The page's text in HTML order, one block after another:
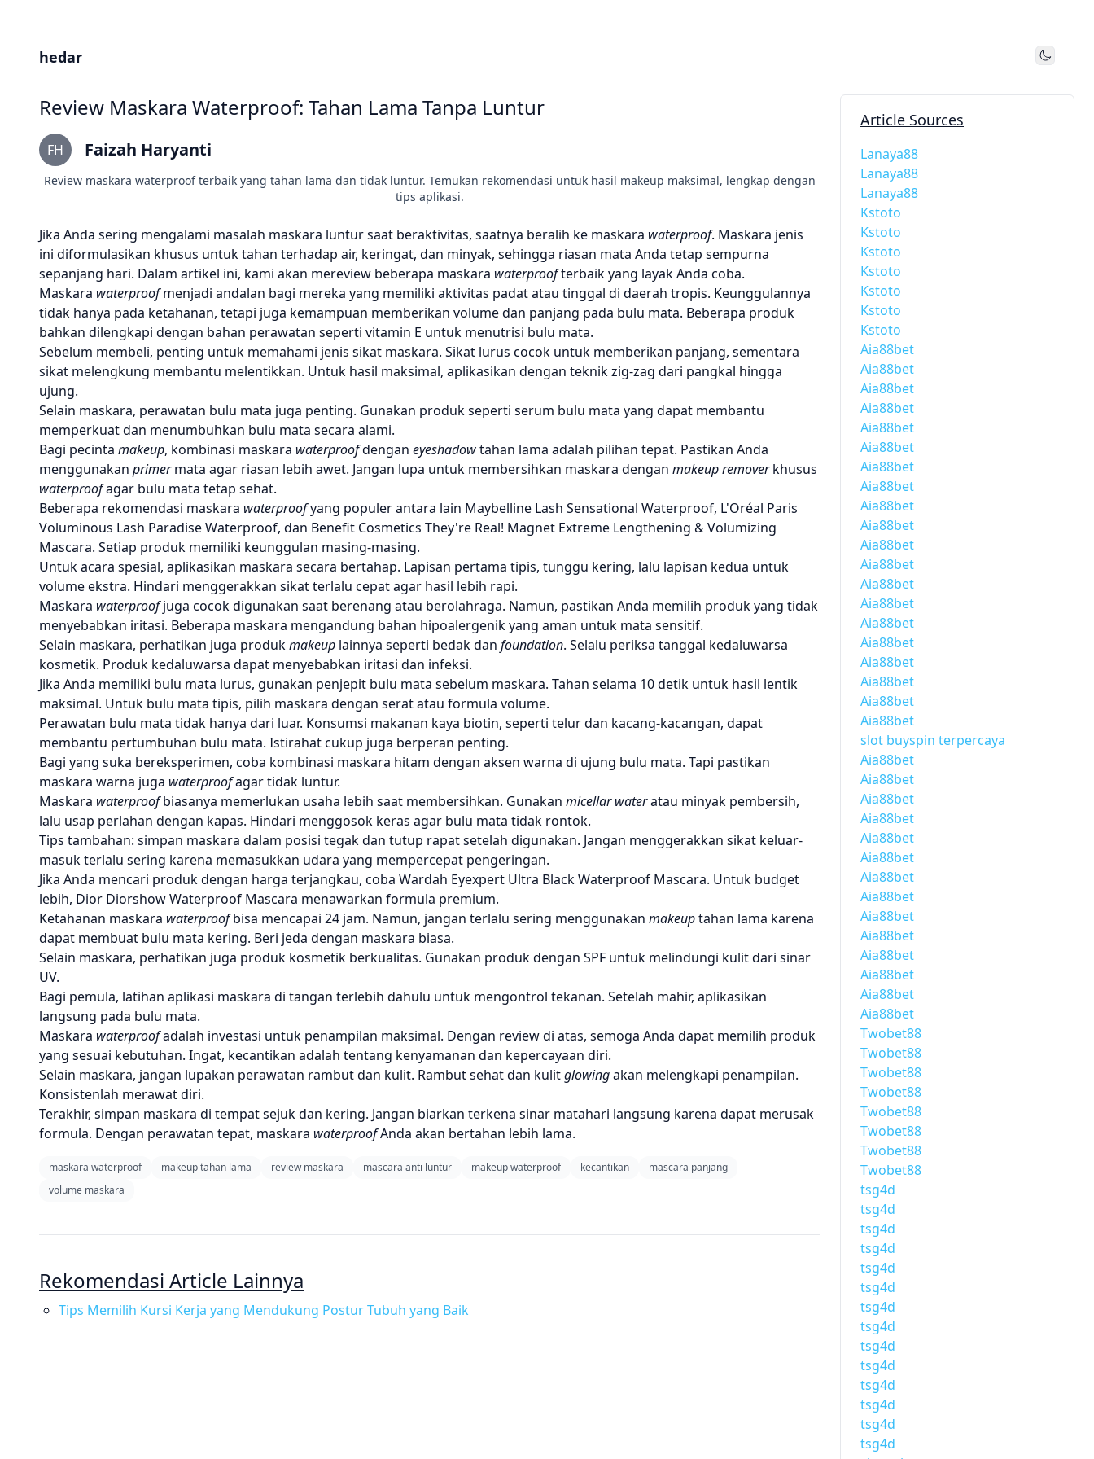
hedar Toggle
Review Maskara Waterproof: Tahan Lama Tanpa Luntur
FH Faizah Haryanti
Review maskara waterproof terbaik yang tahan lama dan tidak luntur. Temukan rekomendasi untuk hasil makeup maksimal, lengkap dengan
tips aplikasi.
Jika Anda sering mengalami masalah maskara luntur saat beraktivitas, saatnya beralih ke maskara waterproof. Maskara jenis
ini diformulasikan khusus untuk tahan terhadap air, keringat, dan minyak, sehingga riasan mata Anda tetap sempurna
sepanjang hari. Dalam artikel ini, kami akan mereview beberapa maskara waterproofterbaik yang layak Anda coba.
Maskara waterproofmenjadi andalan bagi mereka yang memiliki aktivitas padat atau tinggal di daerah tropis. Keunggulannya
tidak hanya pada ketahanan, tetapi juga kemampuan memberikan volume dan panjang pada bulu mata. Beberapa produk
bahkan dilengkapi dengan bahan perawatan seperti vitamin E untuk menutrisi bulu mata.
Sebelum membeli, penting untuk memahami jenis sikat maskara. Sikat lurus cocok untuk memberikan panjang, sementara
sikat melengkung membantu melentikkan. Untuk hasil maksimal, aplikasikan dengan teknik zig-zag dari pangkal hingga
ujung.
Selain maskara, perawatan bulu mata juga penting. Gunakan produk seperti serum bulu mata yang dapat membantu
memperkuat dan menumbuhkan bulu mata secara alami.
Bagi pecinta makeup, kombinasi maskara waterproofdengan eyeshadowtahan lama adalah pilihan tepat. Pastikan Anda
menggunakan primermata agar riasan lebih awet. Jangan lupa untuk membersihkan maskara dengan makeup removerkhusus
waterproofagar bulu mata tetap sehat.
Beberapa rekomendasi maskara waterproofyang populer antara lain Maybelline Lash Sensational Waterproof, L'Oréal Paris
Voluminous Lash Paradise Waterproof, dan Benefit Cosmetics They're Real! Magnet Extreme Lengthening & Volumizing
Mascara. Setiap produk memiliki keunggulan masing-masing.
Untuk acara spesial, aplikasikan maskara secara bertahap. Lapisan pertama tipis, tunggu kering, lalu lapisan kedua untuk
volume ekstra. Hindari menggerakkan sikat terlalu cepat agar hasil lebih rapi.
Maskara waterproofjuga cocok digunakan saat berenang atau berolahraga. Namun, pastikan Anda memilih produk yang tidak
menyebabkan iritasi. Beberapa maskara mengandung bahan hipoalergenik yang aman untuk mata sensitif.
Selain maskara, perhatikan juga produkmakeup lainnya seperti bedak dan foundation. Selalu periksa tanggal kedaluwarsa
kosmetik. Produk kedaluwarsa dapat menyebabkan iritasi dan infeksi.
Jika Anda memiliki bulu mata lurus, gunakan penjepit bulu mata sebelum maskara. Tahan selama 10 detik untuk hasil lentik
maksimal. Untuk bulu mata tipis, pilih maskara dengan serat atau formula volume.
Perawatan bulu mata tidak hanya dari luar. Konsumsi makanan kaya biotin, seperti telur dan kacang-kacangan, dapat
membantu pertumbuhan bulu mata. Istirahat cukup juga berperan penting.
Bagi yang suka bereksperimen, coba kombinasi maskara hitam dengan aksen warna di ujung bulu mata. Tapi pastikan
maskara warna juga waterproofagar tidak luntur.
Maskara waterproofbiasanya memerlukan usaha lebih saat membersihkan. Gunakan micellar wateratau minyak pembersih,
lalu usap perlahan dengan kapas. Hindari menggosok keras agar bulu mata tidak rontok.
Tips tambahan: simpan maskara dalam posisi tegak dan tutup rapat setelah digunakan. Jangan menggerakkan sikat keluar-
masuk terlalu sering karena memasukkan udara yang mempercepat pengeringan.
Jika Anda mencari produk dengan harga terjangkau, coba Wardah Eyexpert Ultra Black Waterproof Mascara. Untuk budget
lebih, Dior Diorshow Waterproof Mascara menawarkan formula premium.
Ketahanan maskara waterproofbisa mencapai 24 jam. Namun, jangan terlalu sering menggunakan makeuptahan lama karena
dapat membuat bulu mata kering. Beri jeda dengan maskara biasa.
Selain maskara, perhatikan juga produk kosmetik berkualitas. Gunakan produk dengan SPF untuk melindungi kulit dari sinar
UV.
Bagi pemula, latihan aplikasi maskara di tangan terlebih dahulu untuk mengontrol tekanan. Setelah mahir, aplikasikan
langsung pada bulu mata.
Maskara waterproofadalah investasi untuk penampilan maksimal. Dengan review di atas, semoga Anda dapat memilih produk
yang sesuai kebutuhan. Ingat, kecantikan adalah tentang kenyamanan dan kepercayaan diri.
Selain maskara, jangan lupakan perawatan rambut dan kulit. Rambut sehat dan kulitglowingakan melengkapi penampilan.
Konsistenlah merawat diri.
Terakhir, simpan maskara di tempat sejuk dan kering. Jangan biarkan terkena sinar matahari langsung karena dapat merusak
formula. Dengan perawatan tepat, maskara waterproofAnda akan bertahan lebih lama.
maskara waterproof makeup tahan lama review maskara mascara anti luntur makeup waterproof kecantikan
mascara panjang
volume maskara
Rekomendasi Article Lainnya
Tips Memilih Kursi Kerja yang Mendukung Postur Tubuh yang Baik
Article Sources
Lanaya88
Lanaya88
Lanaya88
Kstoto
Kstoto
Kstoto
Kstoto
Kstoto
Kstoto
Kstoto
Aia88bet
Aia88bet
Aia88bet
Aia88bet
Aia88bet
Aia88bet
Aia88bet
Aia88bet
Aia88bet
Aia88bet
Aia88bet
Aia88bet
Aia88bet
Aia88bet
Aia88bet
Aia88bet
Aia88bet
Aia88bet
Aia88bet
Aia88bet
slot buyspin terpercaya
Aia88bet
Aia88bet
Aia88bet
Aia88bet
Aia88bet
Aia88bet
Aia88bet
Aia88bet
Aia88bet
Aia88bet
Aia88bet
Aia88bet
Aia88bet
Aia88bet
Twobet88
Twobet88
Twobet88
Twobet88
Twobet88
Twobet88
Twobet88
Twobet88
tsg4d
tsg4d
tsg4d
tsg4d
tsg4d
tsg4d
tsg4d
tsg4d
tsg4d
tsg4d
tsg4d
tsg4d
tsg4d
tsg4d